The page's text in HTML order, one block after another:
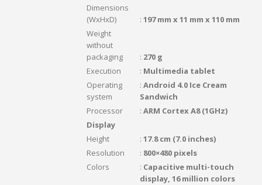
Dimensions
(WxHxD)
: 197 mm x 11 mm x 110 mm
Weight
without
packaging
: 270 g
Execution
: Multimedia tablet
Operating
system
: Android 4.0 Ice Cream
Sandwich
Processor
: ARM Cortex A8 (1GHz)
Display
Height
: 17.8 cm (7.0 inches)
Resolution
: 800×480 pixels
Colors
: Capacitive multi-touch
display, 16 million colors